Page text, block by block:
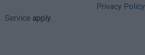
Privacy Policy
Service apply.